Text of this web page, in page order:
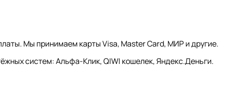
Мы принимаем карты Visa, Master Card, МИР и другие.
систем: Альфа-Клик, QIWI кошелек, Яндекс.Деньги.